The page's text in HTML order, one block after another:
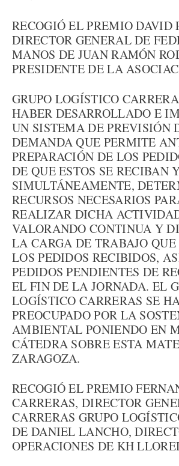
RECOGIÓ EL PREMIO DAVID
DIRECTOR GENERAL DE
MANOS DE JUAN RAMÓN
PRESIDENTE DE LA
GRUPO LOGÍSTICO
HABER DESARROLLADO E
UN SISTEMA DE PREVISIÓN
DEMANDA QUE PERMITE
PREPARACIÓN DE LOS
DE QUE ESTOS SE RECIBAN
SIMULTÁNEAMENTE,
RECURSOS NECESARIOS
REALIZAR DICHA
VALORANDO CONTINUA Y
LA CARGA DE TRABAJO QUE
LOS PEDIDOS RECIBIDOS,
PEDIDOS PENDIENTES DE
EL FIN DE LA JORNADA. EL
LOGÍSTICO CARRERAS SE
PREOCUPADO POR LA
AMBIENTAL PONIENDO EN
CÁTEDRA SOBRE ESTA
ZARAGOZA.
RECOGIÓ EL PREMIO
CARRERAS, DIRECTOR
CARRERAS GRUPO
DE DANIEL LANCHO,
OPERACIONES DE KH